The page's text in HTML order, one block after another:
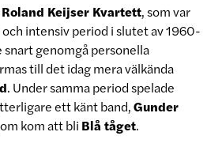
Roland Keijser Kvartett, som var
intensiv period i slutet av 1960-
genomgå personella
till det idag mera välkända
. Under samma period spelade
ett känt band,Gunder
kom att bli Blå tåget.